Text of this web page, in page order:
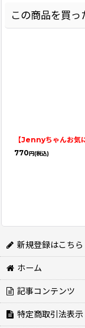
この商品を買
【Jennyちゃんお気
770円(税込)
新規登録はこちら
ホーム
記事コンテンツ
特定商取引法表示